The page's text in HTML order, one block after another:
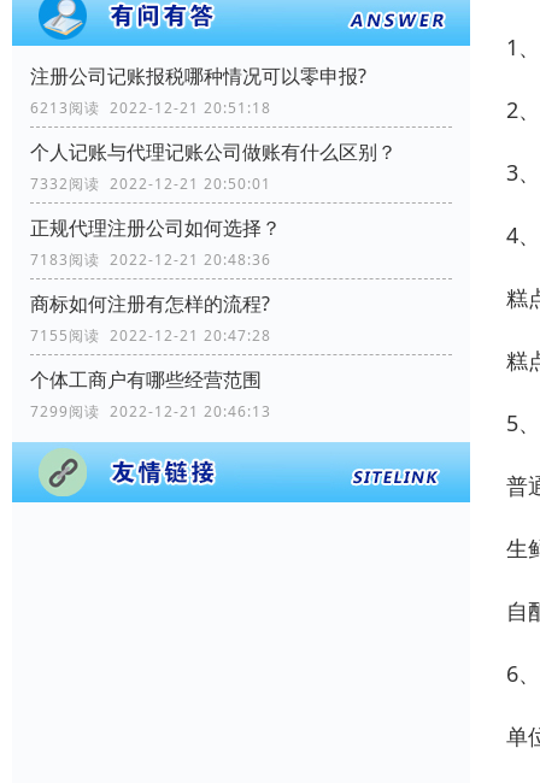
注册公司记账报税哪种情况可以零申报?
6213阅读 2022-12-21 20:51:18
个人记账与代理记账公司做账有什么区别？
7332阅读 2022-12-21 20:50:01
正规代理注册公司如何选择？
7183阅读 2022-12-21 20:48:36
商标如何注册有怎样的流程?
7155阅读 2022-12-21 20:47:28
个体工商户有哪些经营范围
7299阅读 2022-12-21 20:46:13
1
2
3
4
糕
糕
5
普
生
自
6
单